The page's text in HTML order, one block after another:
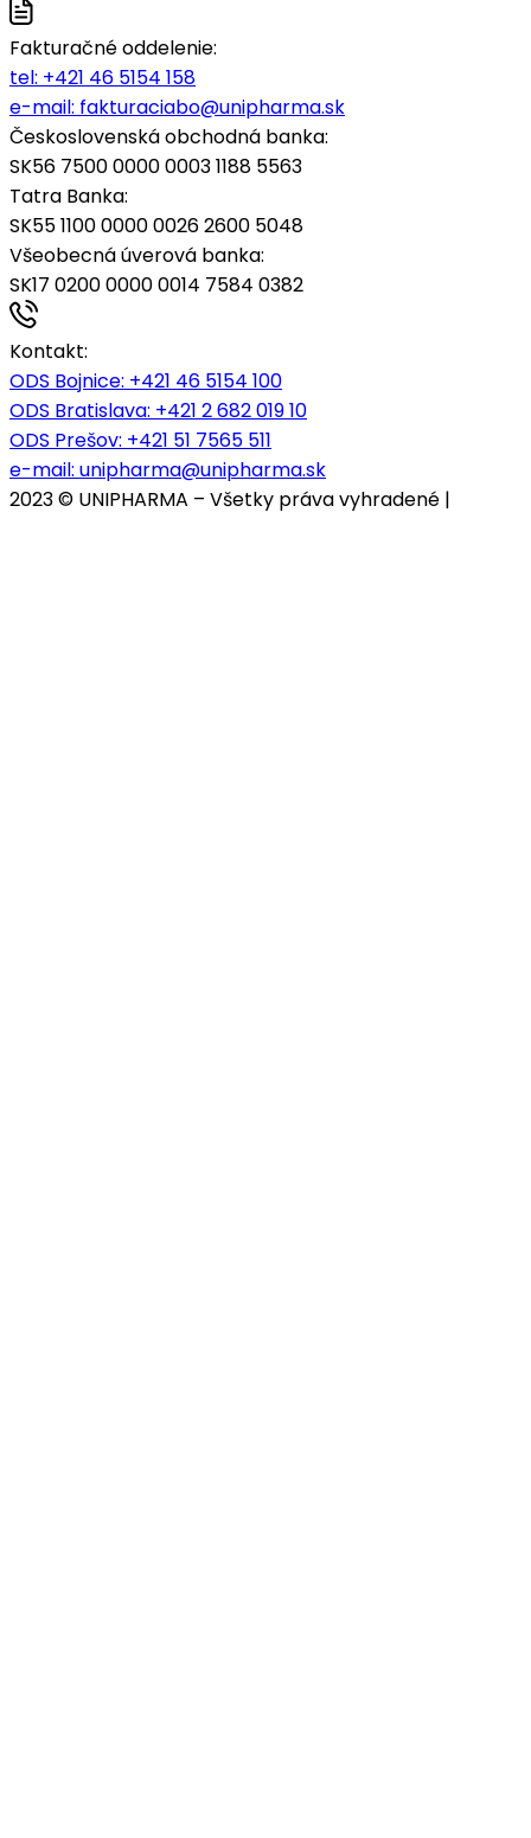
Fakturačné oddelenie:
tel: +421 46 5154 158
e-mail: fakturaciabo@unipharma.sk
Československá obchodná banka:
SK56 7500 0000 0003 1188 5563
Tatra Banka:
SK55 1100 0000 0026 2600 5048
Všeobecná úverová banka:
SK17 0200 0000 0014 7584 0382
Kontakt:
ODS Bojnice: +421 46 5154 100
ODS Bratislava: +421 2 682 019 10
ODS Prešov: +421 51 7565 511
e-mail: unipharma@unipharma.sk
2023 © UNIPHARMA – Všetky práva vyhradené |